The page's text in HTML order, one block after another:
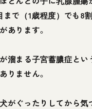
まで（1歳程度）でも8
あります。
溜まる子宮蓄膿症とい
りません。
がぐったりしてから気